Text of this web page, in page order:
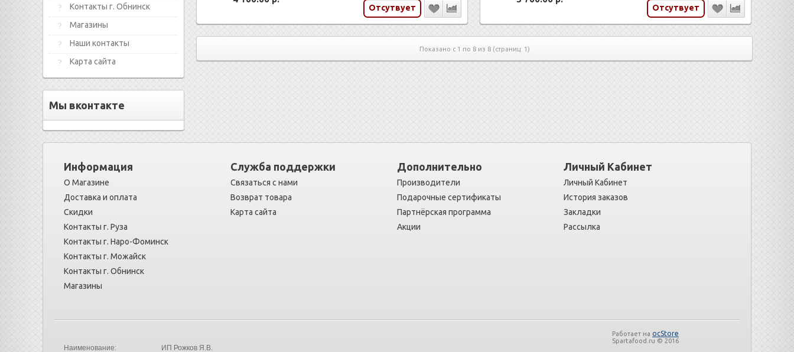
Контакты г. Обнинск
Магазины
Наши контакты
Карта сайта
Мы вконтакте
Отсутвует Отсутвует
Показано с 1 по 8 из 8 (страниц: 1)
Информация
О Магазине
Доставка и оплата
Скидки
Контакты г. Руза
Контакты г. Наро-Фоминск
Контакты г. Можайск
Контакты г. Обнинск
Магазины
Служба поддержки
Связаться с нами
Возврат товара
Карта сайта
Дополнительно
Производители
Подарочные сертификаты
Партнёрская программа
Акции
Личный Кабинет
Личный Кабинет
История заказов
Закладки
Рассылка
Наименование: ИП Рожков Я.В.
Работает на ocStore
Spartafood.ru © 2016